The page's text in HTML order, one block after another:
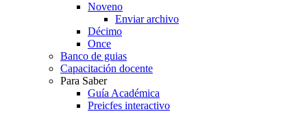
Noveno
Enviar archivo
Décimo
Once
Banco de guias
Capacitación docente
Para Saber
Guía Académica
Preicfes interactivo